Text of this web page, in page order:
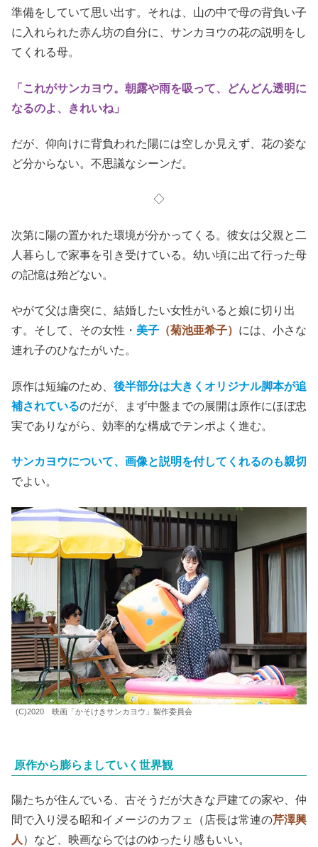
準備をしていて思い出す。それは、山の中で母の背負い子
に入れられた赤ん坊の自分に、サンカヨウの花の説明をし
てくれる母。
「これがサンカヨウ。朝露や雨を吸って、どんどん透明に
なるのよ、きれいね」
だが、仰向けに背負われた陽には空しか見えず、花の姿な
ど分からない。不思議なシーンだ。
◇
次第に陽の置かれた環境が分かってくる。彼女は父親と二
人暮らしで家事を引き受けている。幼い頃に出て行った母
の記憶は殆どない。
やがて父は唐突に、結婚したい女性がいると娘に切り出
す。そして、その女性・ 美子 （菊池亜希子） には、小さな
連れ子のひなたがいた。
原作は短編のため、 後半部分は大きくオリジナル脚本が追
補されているのだが、まず中盤までの展開は原作にほぼ忠
実でありながら、効率的な構成でテンポよく進む。
サンカヨウについて、画像と説明を付してくれるのも親切
でよい。
(C)2020 映画「かそけきサンカヨウ」製作委員会
原作から膨らましていく世界観
陽たちが住んでいる、古そうだが大きな戸建ての家や、仲
間で入り浸る昭和イメージのカフェ（店長は常連の芹澤興
人 ）など、映画ならではのゆったり感もいい。